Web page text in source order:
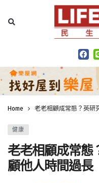
Home 老老相顧成常態？英
健康
老老相顧成常態
顧他人時間過